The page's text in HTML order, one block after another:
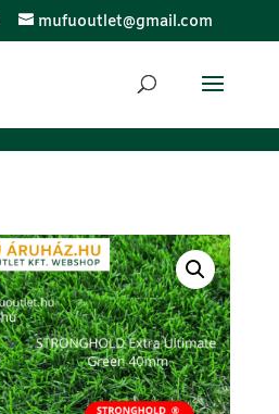
mufuoutlet@gmail.com